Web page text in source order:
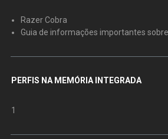
Razer Cobra
Guia de informações importantes
PERFIS NA MEMÓRIA INTEGRADA
1